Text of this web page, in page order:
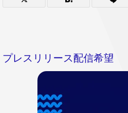
プレスリリース配信希望